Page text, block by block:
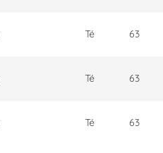
Té 63
Té 63
Té 63